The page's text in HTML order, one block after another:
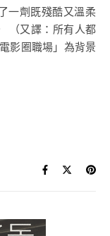
一劑既殘酷又溫柔
（又譯：所有人都
影圈職場」為背景